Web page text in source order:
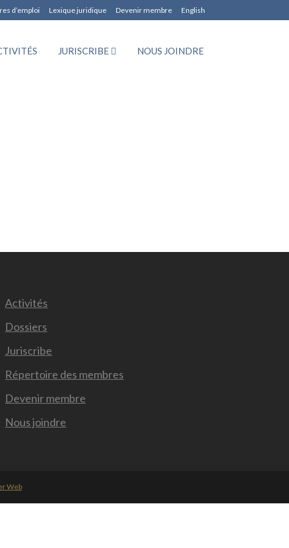
d’emploi Lexique juridique Devenir membre English
JURISCRIBE NOUS JOINDRE
Activités
Dossiers
Juriscribe
Répertoire des membres
Devenir membre
Nous joindre
Web